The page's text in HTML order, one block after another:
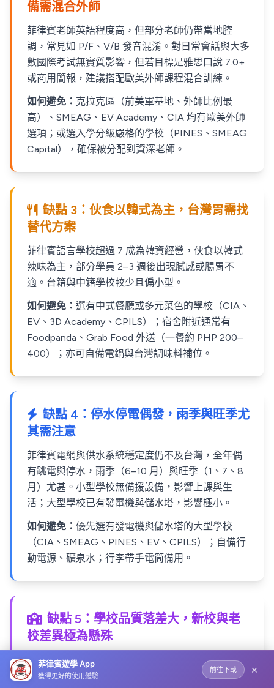
備需混合外師
菲律賓老師英語程度高，但部分老師仍帶當地腔
調，常見如 P/F、V/B 發音混淆。對日常會話與大多
數國際考試無實質影響，但若目標是雅思口說 7.0+
或商用簡報，建議搭配歐美外師課程混合訓練。
如何避免： 克拉克區（前美軍基地、外師比例最
高）、SMEAG、EV Academy、CIA 均有歐美外師
選項；或選入學分級嚴格的學校（PINES、SMEAG
Capital），確保被分配到資深老師。
缺點 3：伙食以韓式為主，台灣胃需找
替代方案
菲律賓語言學校超過 7 成為韓資經營，伙食以韓式
辣味為主，部分學員 2–3 週後出現膩感或腸胃不
適。台籍與中籍學校較少且偏小型。
如何避免： 選有中式餐廳或多元菜色的學校（CIA、
EV、3D Academy、CPILS）；宿舍附近通常有
Foodpanda、Grab Food 外送（一餐約 PHP 200–
400）；亦可自備電鍋與台灣調味料補位。
缺點 4：停水停電偶發，雨季與旺季尤
其需注意
菲律賓電網與供水系統穩定度仍不及台灣，全年偶
有跳電與停水，雨季（6–10 月）與旺季（1、7、8
月）尤甚。小型學校無備援設備，影響上課與生
活；大型學校已有發電機與儲水塔，影響極小。
如何避免： 優先選有發電機與儲水塔的大型學校
（CIA、SMEAG、PINES、EV、CPILS）；自備行
動電源、礦泉水；行李帶手電筒備用。
缺點 5：學校品質落差大，新校與老
校差異極為懸殊
同一城市內，新成立 1–2 年的學校與老牌 10 年以上
的學校，在師資穩定度、宿舍維護、退費機制、緊
菲律賓遊學 App
獲得更好的使用體驗
前往下載 ×